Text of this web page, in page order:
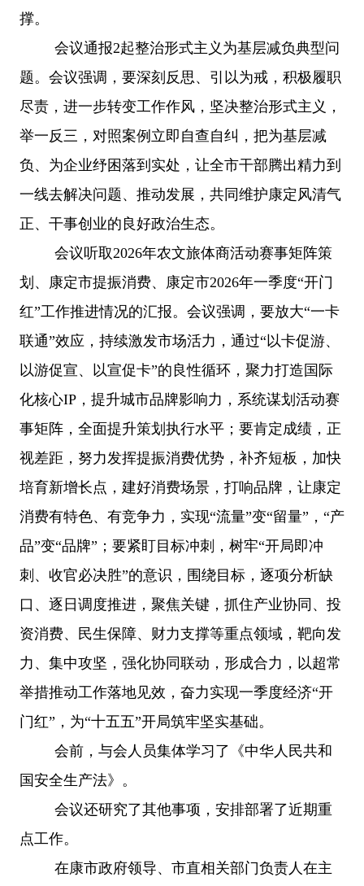
撑。
会议通报2起整治形式主义为基层减负典型问
题。会议强调，要深刻反思、引以为戒，积极履职
尽责，进一步转变工作作风，坚决整治形式主义，
举一反三，对照案例立即自查自纠，把为基层减
负、为企业纾困落到实处，让全市干部腾出精力到
一线去解决问题、推动发展，共同维护康定风清气
正、干事创业的良好政治生态。
会议听取2026年农文旅体商活动赛事矩阵策
划、康定市提振消费、康定市2026年一季度“开门
红”工作推进情况的汇报。会议强调，要放大“一卡
联通”效应，持续激发市场活力，通过“以卡促游、
以游促宣、以宣促卡”的良性循环，聚力打造国际
化核心IP，提升城市品牌影响力，系统谋划活动赛
事矩阵，全面提升策划执行水平；要肯定成绩，正
视差距，努力发挥提振消费优势，补齐短板，加快
培育新增长点，建好消费场景，打响品牌，让康定
消费有特色、有竞争力，实现“流量”变“留量”，“产
品”变“品牌”；要紧盯目标冲刺，树牢“开局即冲
刺、收官必决胜”的意识，围绕目标，逐项分析缺
口、逐日调度推进，聚焦关键，抓住产业协同、投
资消费、民生保障、财力支撑等重点领域，靶向发
力、集中攻坚，强化协同联动，形成合力，以超常
举措推动工作落地见效，奋力实现一季度经济“开
门红”，为“十五五”开局筑牢坚实基础。
会前，与会人员集体学习了《中华人民共和
国安全生产法》。
会议还研究了其他事项，安排部署了近期重
点工作。
在康市政府领导、市直相关部门负责人在主